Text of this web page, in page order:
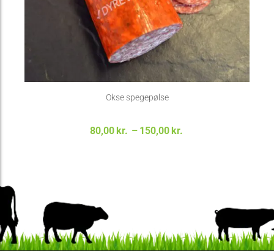
Okse spegepølse
80,00kr. – 150,00kr.